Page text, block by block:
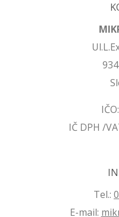
IČ DPH /
Tel.:
E-mail: